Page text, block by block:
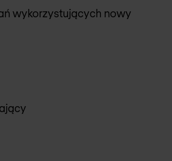
wykorzystujących nowy